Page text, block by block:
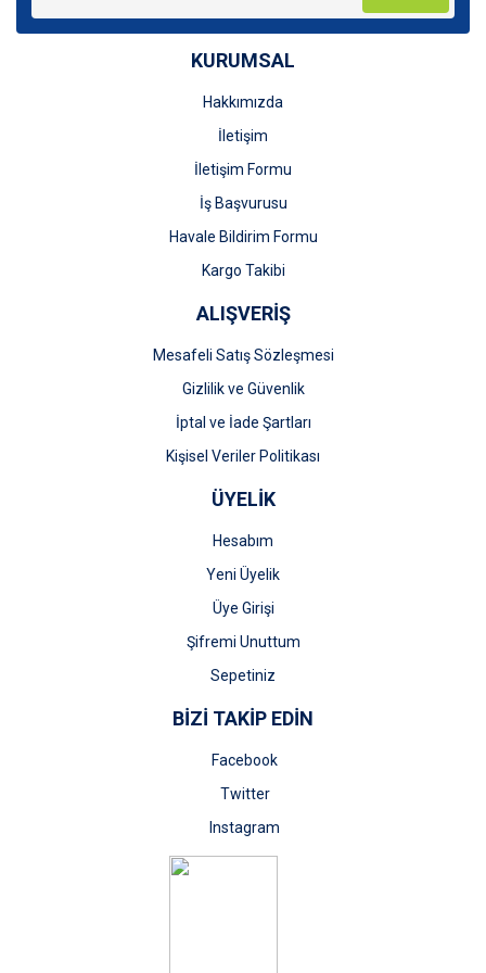
KURUMSAL
Hakkımızda
İletişim
İletişim Formu
İş Başvurusu
Havale Bildirim Formu
Kargo Takibi
ALIŞVERİŞ
Mesafeli Satış Sözleşmesi
Gizlilik ve Güvenlik
İptal ve İade Şartları
Kişisel Veriler Politikası
ÜYELİK
Hesabım
Yeni Üyelik
Üye Girişi
Şifremi Unuttum
Sepetiniz
BİZİ TAKİP EDİN
Facebook
Twitter
Instagram